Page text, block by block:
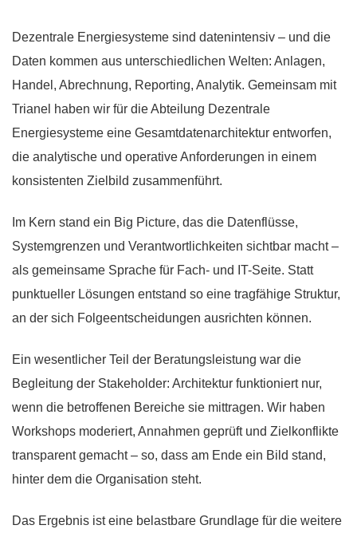
Dezentrale Energiesysteme sind datenintensiv – und die
Daten kommen aus unterschiedlichen Welten: Anlagen,
Handel, Abrechnung, Reporting, Analytik. Gemeinsam mit
Trianel haben wir für die Abteilung Dezentrale
Energiesysteme eine Gesamtdatenarchitektur entworfen,
die analytische und operative Anforderungen in einem
konsistenten Zielbild zusammenführt.
Im Kern stand ein Big Picture, das die Datenflüsse,
Systemgrenzen und Verantwortlichkeiten sichtbar macht –
als gemeinsame Sprache für Fach- und IT-Seite. Statt
punktueller Lösungen entstand so eine tragfähige Struktur,
an der sich Folgeentscheidungen ausrichten können.
Ein wesentlicher Teil der Beratungsleistung war die
Begleitung der Stakeholder: Architektur funktioniert nur,
wenn die betroffenen Bereiche sie mittragen. Wir haben
Workshops moderiert, Annahmen geprüft und Zielkonflikte
transparent gemacht – so, dass am Ende ein Bild stand,
hinter dem die Organisation steht.
Das Ergebnis ist eine belastbare Grundlage für die weitere